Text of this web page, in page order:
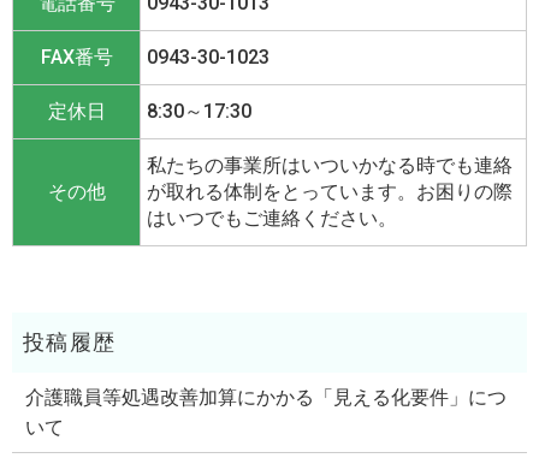
FAX番号 0943-30-1023
定休日 8:30～17:30
その他
私たちの事業所はいついかなる時でも連絡
が取れる体制をとっています。お困りの際
はいつでもご連絡ください。
介護職員等処遇改善加算にかかる「見える化要件」につ
いて